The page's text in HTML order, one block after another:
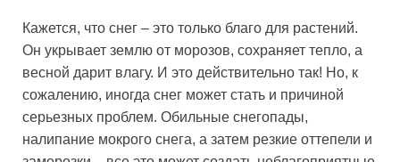
Кажется, что снег – это только благо для растений.
Он укрывает землю от морозов, сохраняет тепло, а
весной дарит влагу. И это действительно так! Но, к
сожалению, иногда снег может стать и причиной
серьезных проблем. Обильные снегопады,
налипание мокрого снега, а затем резкие оттепели и